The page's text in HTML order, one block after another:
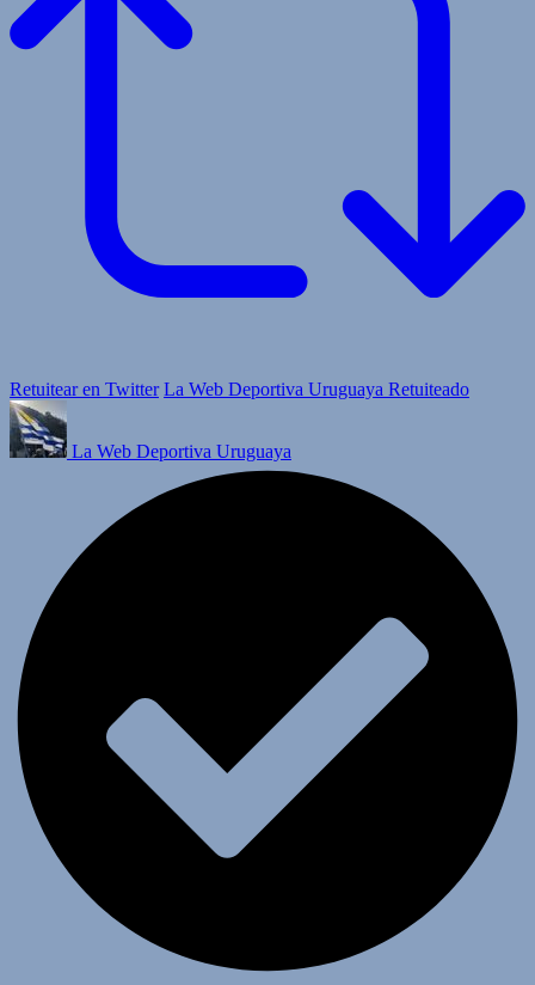
Retuitear en Twitter La Web Deportiva Uruguaya Retuiteado
La Web Deportiva Uruguaya